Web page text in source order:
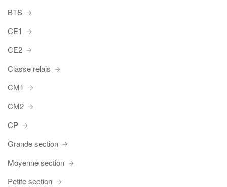
BTS
CE1
CE2
Classe relais
CM1
CM2
CP
Grande section
Moyenne section
Petite section